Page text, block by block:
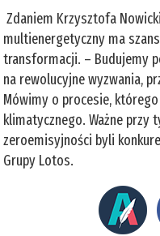
Zdaniem Krzysztofa
multienergetyczny ma
transformacji. – Budujemy
na rewolucyjne wyzwania,
Mówimy o procesie,
klimatycznego. Ważne przy
zeroemisyjności byli
Grupy Lotos.